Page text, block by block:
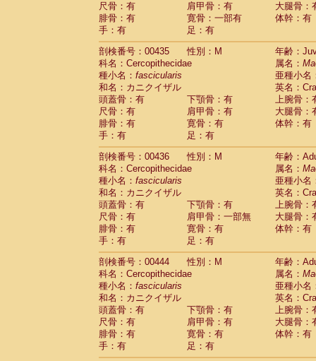
尺骨：有
肩甲骨：有
大腿骨：
腓骨：有
寛骨：一部有
体幹：有
手：有
足：有
剖検番号：00435
性別：M
年齢：
科名：Cercopithecidae
属名：
種小名： fascicularis
亜種小名
和名：カニクイザル
英名：
頭蓋骨：有
下顎骨：有
上腕骨：
尺骨：有
肩甲骨：有
大腿骨：
腓骨：有
寛骨：有
体幹：有
手：有
足：有
剖検番号：00436
性別：M
年齢：
科名：Cercopithecidae
属名：
種小名： fascicularis
亜種小名
和名：カニクイザル
英名：
頭蓋骨：有
下顎骨：有
上腕骨：
尺骨：有
肩甲骨：一部無
大腿骨：
腓骨：有
寛骨：有
体幹：有
手：有
足：有
剖検番号：00444
性別：M
年齢：
科名：Cercopithecidae
属名：
種小名： fascicularis
亜種小名
和名：カニクイザル
英名：
頭蓋骨：有
下顎骨：有
上腕骨：
尺骨：有
肩甲骨：有
大腿骨：
腓骨：有
寛骨：有
体幹：有
手：有
足：有